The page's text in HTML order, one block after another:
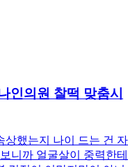
인의원 찰떡 맞춤시
상했는지 나이 드는 건 자
니까 얼굴살이 중력한테